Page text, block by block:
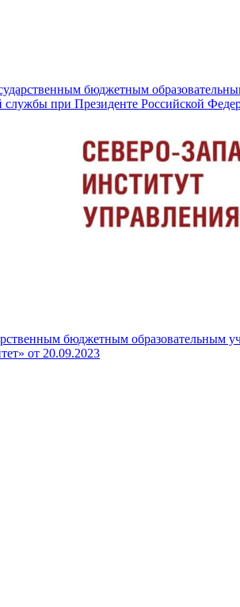
бюджетным
службы при Президенте Российской
бюджетным образовательным
от 20.09.2023